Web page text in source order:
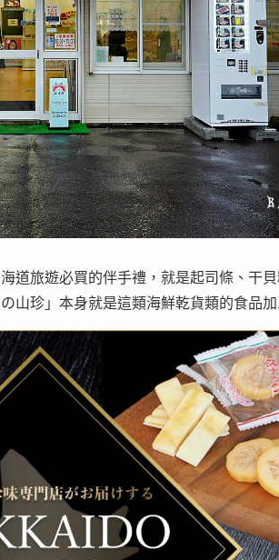
道旅遊必買的伴手禮，就是起司條、干
山珍」本身就是這類海鮮乾貨類的食品加